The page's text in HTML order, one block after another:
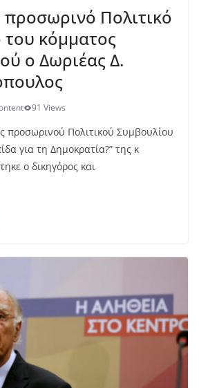
προσωρινό Πολιτικό
κόμματος
ο Δωριέας Δ.
91 Views
προσωρινού Πολιτικού Συμβουλίου
για τη Δημοκρατία?” της κ
ο δικηγόρος και